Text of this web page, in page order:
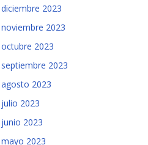
diciembre 2023
noviembre 2023
octubre 2023
septiembre 2023
agosto 2023
julio 2023
junio 2023
mayo 2023